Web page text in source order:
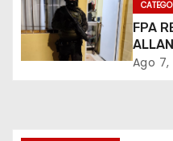
a
s
FPA
Ago 7,